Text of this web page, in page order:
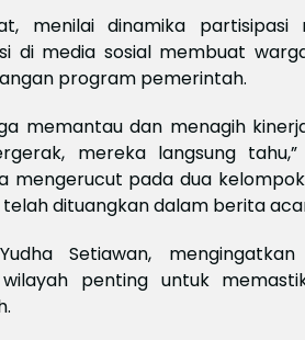
menilai dinamika partisipasi
di media sosial membuat
program pemerintah.
memantau dan menagih
mereka langsung
mengerucut pada dua
telah dituangkan dalam berita
Setiawan,
penting untuk